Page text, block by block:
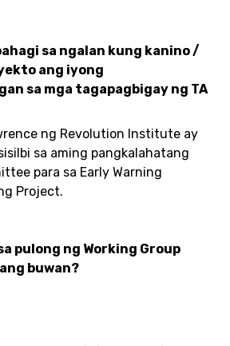
sa ngalan kung kanino /
ang iyong
sa mga tagapagbigay ng TA
ng Revolution Institute ay
sa aming pangkalahatang
para sa Early Warning
Project.
pulong ng Working Group
buwan?